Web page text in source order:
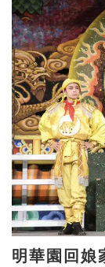
明華園回娘家